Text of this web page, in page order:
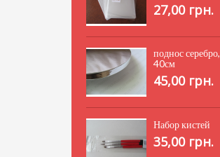
27,00 грн.
поднос серебро,
40см
45,00 грн.
Набор кистей
35,00 грн.